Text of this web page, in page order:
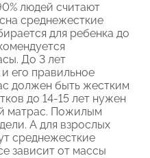
людей считают
среднежесткие
для ребенка до
До 3 лет
его правильное
должен быть жестким
до 14-15 лет нужен
матрас. Пожилым
А для взрослых
среднежесткие
зависит от массы